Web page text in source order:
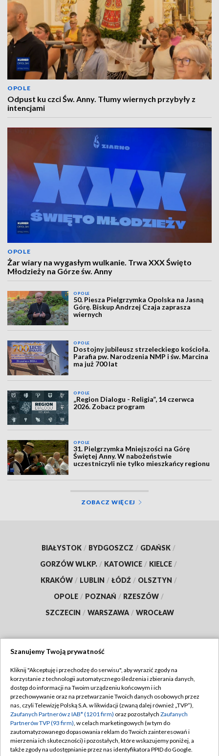
OPOLE
Odpust ku czci Św. Anny. Tłumy wiernych przybyły z
intencjami
OPOLE
Żar wiary na wygasłym wulkanie. Trwa XXX Święto
Młodzieży na Górze św. Anny
OPOLE
50. Piesza Pielgrzymka Opolska na Jasną
Górę. Biskup Andrzej Czaja zaprasza
wiernych
OPOLE
Dostojny jubileusz strzeleckiego kościoła.
Parafia pw. Narodzenia NMP i św. Marcina
ma już 700 lat
OPOLE
„Region Dialogu - Religia”, 14 czerwca
2026. Zobacz program
OPOLE
31. Pielgrzymka Mniejszości na Górę
Świętej Anny. W nabożeństwie
uczestniczyli nie tylko mieszkańcy regionu
ZOBACZ WIĘCEJ
BIAŁYSTOK / BYDGOSZCZ / GDAŃSK /
GORZÓW WLKP. / KATOWICE / KIELCE /
KRAKÓW / LUBLIN / ŁÓDŹ / OLSZTYN /
OPOLE / POZNAŃ / RZESZÓW /
SZCZECIN / WARSZAWA / WROCŁAW
TVP
Abonament TVP
Emisja w TVP
Centrum informacji TVP
Naziemna Telewizja Cyfrowa
Regulamin TVP
Polityka prywatności
Moje zgody
Pomoc
Szanujemy Twoją prywatność
Kliknij "Akceptuję i przechodzę do serwisu", aby wyrazić zgody na
korzystanie z technologii automatycznego śledzenia i zbierania danych,
dostęp do informacji na Twoim urządzeniu końcowym i ich
przechowywanie oraz na przetwarzanie Twoich danych osobowych przez
nas, czyli Telewizję Polską S.A. w likwidacji (zwaną dalej również „TVP”),
Zaufanych Partnerów z IAB* (1201 firm) oraz pozostałych Zaufanych
Partnerów TVP (93 firm), w celach marketingowych (w tym do
zautomatyzowanego dopasowania reklam do Twoich zainteresowań i
mierzenia ich skuteczności) i pozostałych, które wskazujemy poniżej, a
także zgody na udostępnianie przez nas identyfikatora PPID do Google.